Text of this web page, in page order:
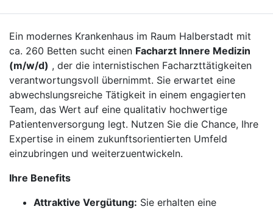
Ein modernes Krankenhaus im Raum Halberstadt mit
ca. 260 Betten sucht einen Facharzt Innere Medizin
(m/w/d) , der die internistischen Facharzttätigkeiten
verantwortungsvoll übernimmt. Sie erwartet eine
abwechslungsreiche Tätigkeit in einem engagierten
Team, das Wert auf eine qualitativ hochwertige
Patientenversorgung legt. Nutzen Sie die Chance, Ihre
Expertise in einem zukunftsorientierten Umfeld
einzubringen und weiterzuentwickeln.
Ihre Benefits
Attraktive Vergütung: Sie erhalten eine